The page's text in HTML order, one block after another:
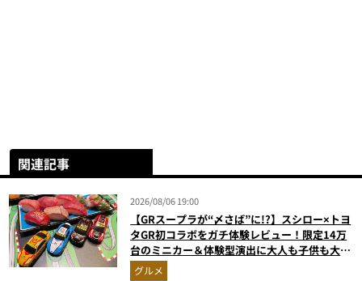
関連記事
2026/08/06 19:00
【GRスープラが“〆さば”に!?】スシロー×トヨ
タGR初コラボをガチ体験レビュー！限定14万
台のミニカー＆体験型演出に大人も子供も大興
奮間違いなし
グルメ